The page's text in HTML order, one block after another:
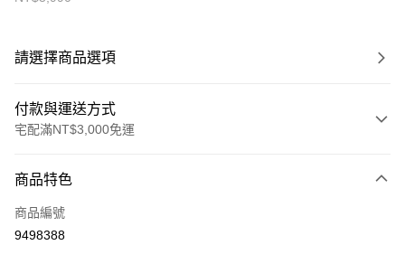
請選擇商品選項
付款與運送方式
宅配滿NT$3,000免運
信用卡一次付款
信用卡分期付款
商品特色
商品編號
9498388